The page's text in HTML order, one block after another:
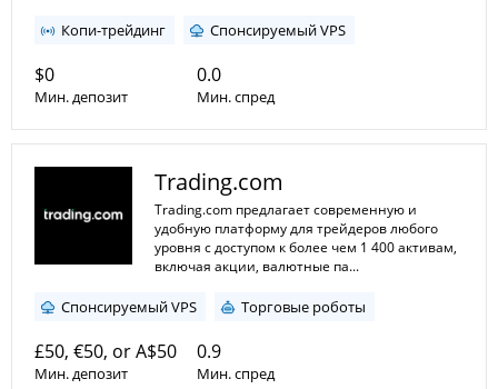
Копи-трейдинг Спонсируемый VPS
$0
Мин. депозит
0.0
Мин. спред
Макс. плечо
Trading.com
Trading.com предлагает современную и
удобную платформу для трейдеров любого
уровня с доступом к более чем 1 400 активам,
включая акции, валютные па...
Спонсируемый VPS Торговые роботы
£50, €50, or A$50
Мин. депозит
0.9
Мин. спред